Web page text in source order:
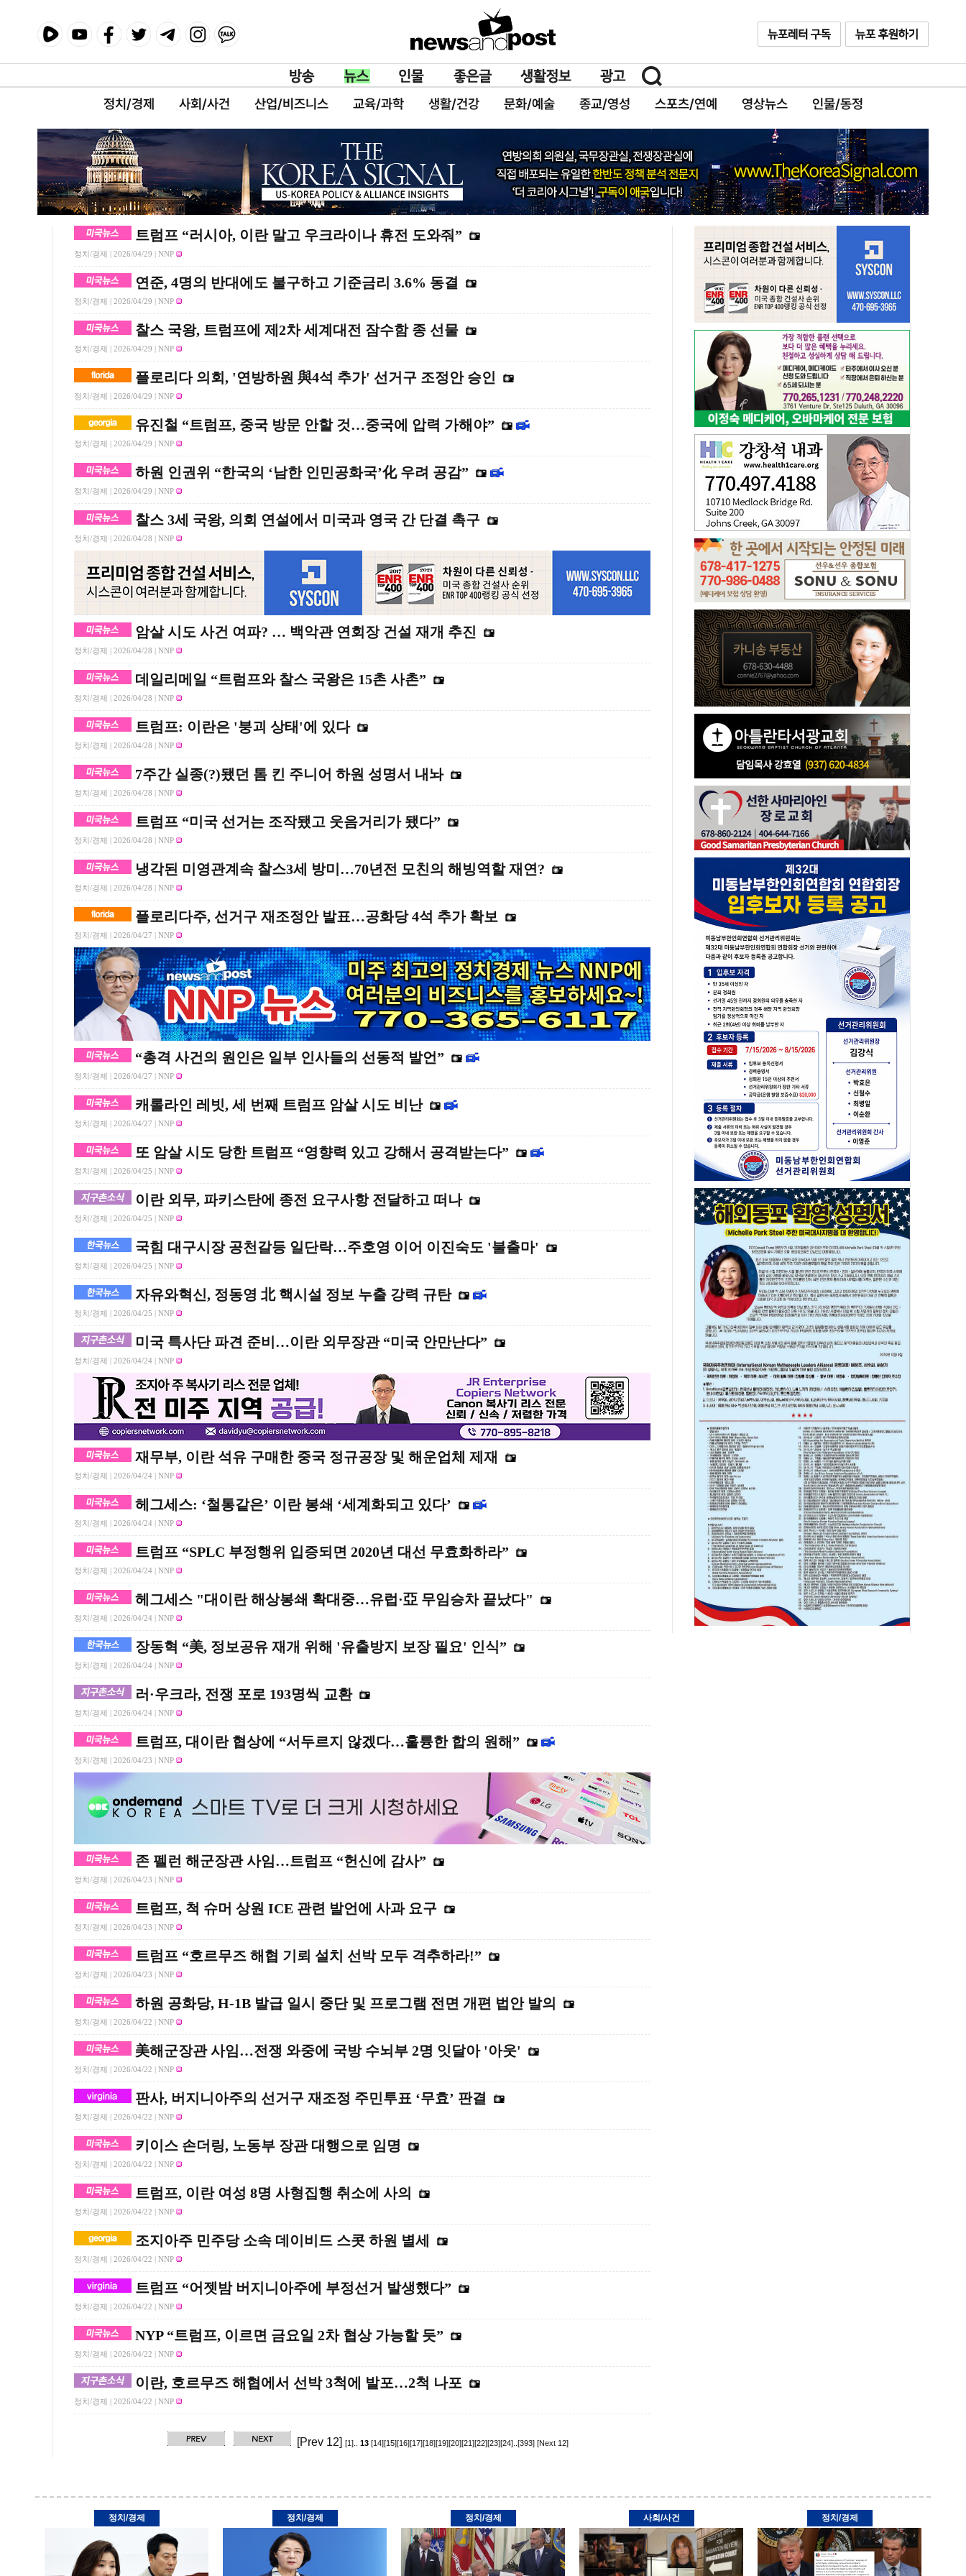
정치/경제 사회/사건 산업/비즈니스 교육/과학 생활/건강 문화/예술 종교/영성 스포츠/연예 영상뉴스 인물/동정
트럼프 “러시아, 이란 말고 우크라이나 휴전 도와줘”
정치/경제 | 2026/04/29 | NNP
연준, 4명의 반대에도 불구하고 기준금리 3.6% 동결
정치/경제 | 2026/04/29 | NNP
찰스 국왕, 트럼프에 제2차 세계대전 잠수함 종 선물
정치/경제 | 2026/04/29 | NNP
플로리다 의회, '연방하원 與4석 추가' 선거구 조정안 승인
정치/경제 | 2026/04/29 | NNP
유진철 “트럼프, 중국 방문 안할 것…중국에 압력 가해야”
정치/경제 | 2026/04/29 | NNP
하원 인권위 “한국의 ‘남한 인민공화국’化 우려 공감”
정치/경제 | 2026/04/29 | NNP
찰스 3세 국왕, 의회 연설에서 미국과 영국 간 단결 촉구
정치/경제 | 2026/04/28 | NNP
암살 시도 사건 여파? … 백악관 연회장 건설 재개 추진
정치/경제 | 2026/04/28 | NNP
데일리메일 “트럼프와 찰스 국왕은 15촌 사촌”
정치/경제 | 2026/04/28 | NNP
트럼프: 이란은 '붕괴 상태'에 있다
정치/경제 | 2026/04/28 | NNP
7주간 실종(?)됐던 톰 킨 주니어 하원 성명서 내놔
정치/경제 | 2026/04/28 | NNP
트럼프 “미국 선거는 조작됐고 웃음거리가 됐다”
정치/경제 | 2026/04/28 | NNP
냉각된 미영관계속 찰스3세 방미…70년전 모친의 해빙역할 재연?
정치/경제 | 2026/04/28 | NNP
플로리다주, 선거구 재조정안 발표…공화당 4석 추가 확보
정치/경제 | 2026/04/27 | NNP
“총격 사건의 원인은 일부 인사들의 선동적 발언”
정치/경제 | 2026/04/27 | NNP
캐롤라인 레빗, 세 번째 트럼프 암살 시도 비난
정치/경제 | 2026/04/27 | NNP
또 암살 시도 당한 트럼프 “영향력 있고 강해서 공격받는다”
정치/경제 | 2026/04/25 | NNP
이란 외무, 파키스탄에 종전 요구사항 전달하고 떠나
정치/경제 | 2026/04/25 | NNP
국힘 대구시장 공천갈등 일단락…주호영 이어 이진숙도 '불출마'
정치/경제 | 2026/04/25 | NNP
자유와혁신, 정동영 北 핵시설 정보 누출 강력 규탄
정치/경제 | 2026/04/25 | NNP
미국 특사단 파견 준비…이란 외무장관 “미국 안만난다”
정치/경제 | 2026/04/24 | NNP
재무부, 이란 석유 구매한 중국 정규공장 및 해운업체 제재
정치/경제 | 2026/04/24 | NNP
헤그세스: ‘철통같은’ 이란 봉쇄 ‘세계화되고 있다’
정치/경제 | 2026/04/24 | NNP
트럼프 “SPLC 부정행위 입증되면 2020년 대선 무효화하라”
정치/경제 | 2026/04/24 | NNP
헤그세스 "대이란 해상봉쇄 확대중…유럽·亞 무임승차 끝났다"
정치/경제 | 2026/04/24 | NNP
장동혁 “美, 정보공유 재개 위해 '유출방지 보장 필요' 인식”
정치/경제 | 2026/04/24 | NNP
러·우크라, 전쟁 포로 193명씩 교환
정치/경제 | 2026/04/24 | NNP
트럼프, 대이란 협상에 “서두르지 않겠다…훌륭한 합의 원해”
정치/경제 | 2026/04/23 | NNP
존 펠런 해군장관 사임…트럼프 “헌신에 감사”
정치/경제 | 2026/04/23 | NNP
트럼프, 척 슈머 상원 ICE 관련 발언에 사과 요구
정치/경제 | 2026/04/23 | NNP
트럼프 “호르무즈 해협 기뢰 설치 선박 모두 격추하라!”
정치/경제 | 2026/04/23 | NNP
하원 공화당, H-1B 발급 일시 중단 및 프로그램 전면 개편 법안 발의
정치/경제 | 2026/04/22 | NNP
美해군장관 사임…전쟁 와중에 국방 수뇌부 2명 잇달아 '아웃'
정치/경제 | 2026/04/22 | NNP
판사, 버지니아주의 선거구 재조정 주민투표 ‘무효’ 판결
정치/경제 | 2026/04/22 | NNP
키이스 손더링, 노동부 장관 대행으로 임명
정치/경제 | 2026/04/22 | NNP
트럼프, 이란 여성 8명 사형집행 취소에 사의
정치/경제 | 2026/04/22 | NNP
조지아주 민주당 소속 데이비드 스콧 하원 별세
정치/경제 | 2026/04/22 | NNP
트럼프 “어젯밤 버지니아주에 부정선거 발생했다”
정치/경제 | 2026/04/22 | NNP
NYP “트럼프, 이르면 금요일 2차 협상 가능할 듯”
정치/경제 | 2026/04/22 | NNP
이란, 호르무즈 해협에서 선박 3척에 발포…2척 나포
정치/경제 | 2026/04/22 | NNP
[Prev 12] [1] 13 [14][15][16][17][18][19][20][21][22][23][24] [393] [Next 12]
정치/경제 정치/경제 정치/경제 사회/사건 정치/경제